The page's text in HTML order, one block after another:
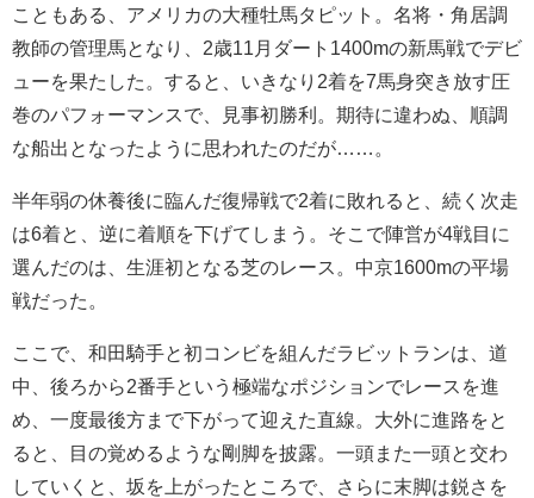
こともある、アメリカの大種牡馬タピット。名将・角居調
教師の管理馬となり、2歳11月ダート1400mの新馬戦でデビ
ューを果たした。すると、いきなり2着を7馬身突き放す圧
巻のパフォーマンスで、見事初勝利。期待に違わぬ、順調
な船出となったように思われたのだが……。
半年弱の休養後に臨んだ復帰戦で2着に敗れると、続く次走
は6着と、逆に着順を下げてしまう。そこで陣営が4戦目に
選んだのは、生涯初となる芝のレース。中京1600mの平場
戦だった。
ここで、和田騎手と初コンビを組んだラビットランは、道
中、後ろから2番手という極端なポジションでレースを進
め、一度最後方まで下がって迎えた直線。大外に進路をと
ると、目の覚めるような剛脚を披露。一頭また一頭と交わ
していくと、坂を上がったところで、さらに末脚は鋭さを